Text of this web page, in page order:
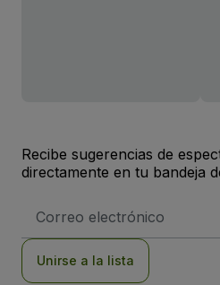
Recibe sugerencias de
directamente en tu bandeja
de
Unirse a la lista